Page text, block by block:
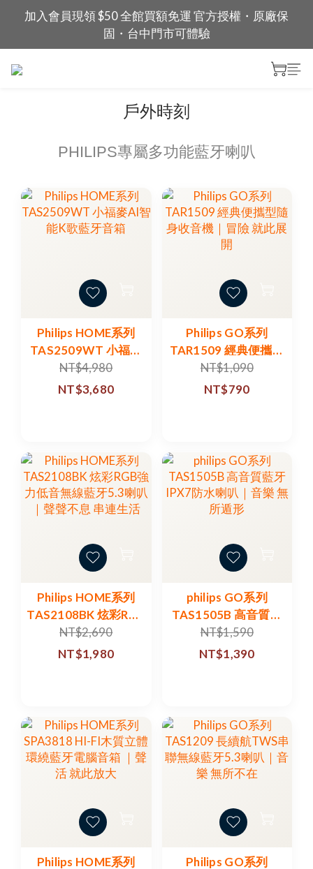
加入會員現領 $50 全館買額免運 官方授權・原廠保
固・台中門市可體驗
戶外時刻
PHILIPS專屬多功能藍牙喇叭
Philips HOME系列
TAS2509WT 小福麥
AI智能K歌藍牙音箱
NT$4,980
NT$3,680
Philips GO系列
TAR1509 經典便攜型
隨身收音機｜冒險 就
此展開
NT$1,090
NT$790
Philips HOME系列
TAS2108BK 炫彩RGB
強力低音無線藍牙5.3
喇叭｜聲聲不息 串連
NT$2,690
NT$1,980
philips GO系列
TAS1505B 高音質藍
牙IPX7防水喇叭｜音
樂 無所遁形
NT$1,590
NT$1,390
Philips HOME系列
Philips GO系列